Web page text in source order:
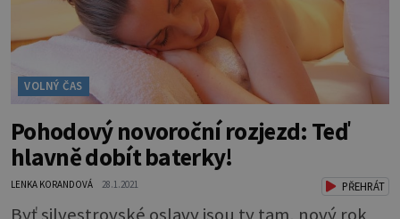
VOLNÝ ČAS
Pohodový novoroční rozjezd: Teď
hlavně dobít baterky!
LENKA KORANDOVÁ 28.1.2021 PŘEHRÁT
Byť silvestrovské oslavy jsou ty tam, nový rok